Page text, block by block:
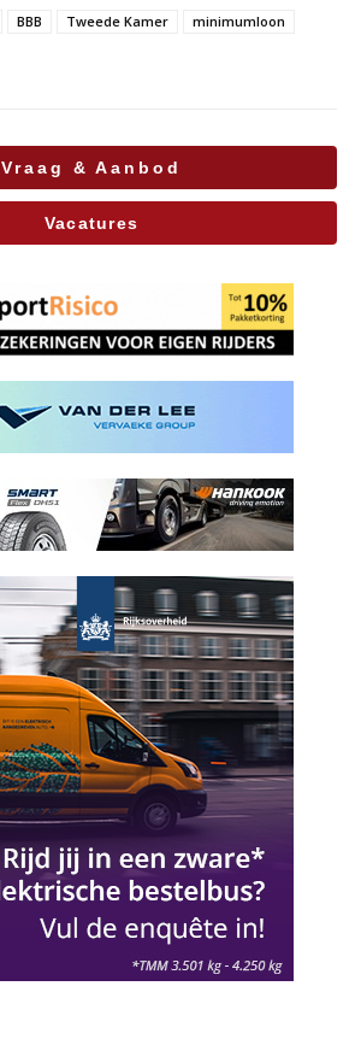
BBB Tweede Kamer
minimumloon
Vraag & Aanbod
Vacatures